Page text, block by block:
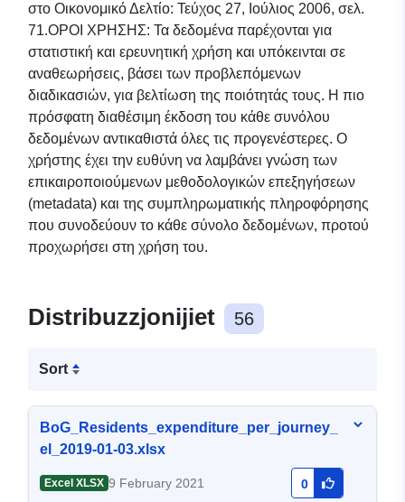
στο Οικονομικό Δελτίο: Τεύχος 27, Ιούλιος 2006, σελ.
71.ΟΡΟΙ ΧΡΗΣΗΣ: Τα δεδομένα παρέχονται για
στατιστική και ερευνητική χρήση και υπόκεινται σε
αναθεωρήσεις, βάσει των προβλεπόμενων
διαδικασιών, για βελτίωση της ποιότητάς τους. Η πιο
πρόσφατη διαθέσιμη έκδοση του κάθε συνόλου
δεδομένων αντικαθιστά όλες τις προγενέστερες. Ο
χρήστης έχει την ευθύνη να λαμβάνει γνώση των
επικαιροποιούμενων μεθοδολογικών επεξηγήσεων
(metadata) και της συμπληρωματικής πληροφόρησης
που συνοδεύουν το κάθε σύνολο δεδομένων, προτού
προχωρήσει στη χρήση του.​​​
Distribuzzjonijiet 56
Sort
BoG_Residents_expenditure_per_journey_
el_2019-01-03.xlsx
Excel XLSX 9 February 2021 0